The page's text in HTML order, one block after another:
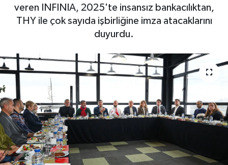
veren INFINIA, 2025'te insansız bankacılıktan,
THY ile çok sayıda işbirliğine imza atacaklarını
duyurdu.